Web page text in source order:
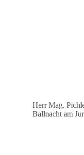
Herr Mag.
Ballnacht am